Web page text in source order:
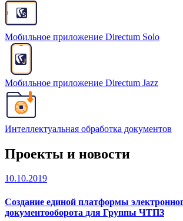
Мобильное приложение Directum Solo
Мобильное приложение Directum Jazz
Интеллектуальная обработка документов
Проекты и новости
10.10.2019
Создание единой платформы
документооборота для Группы ЧТПЗ